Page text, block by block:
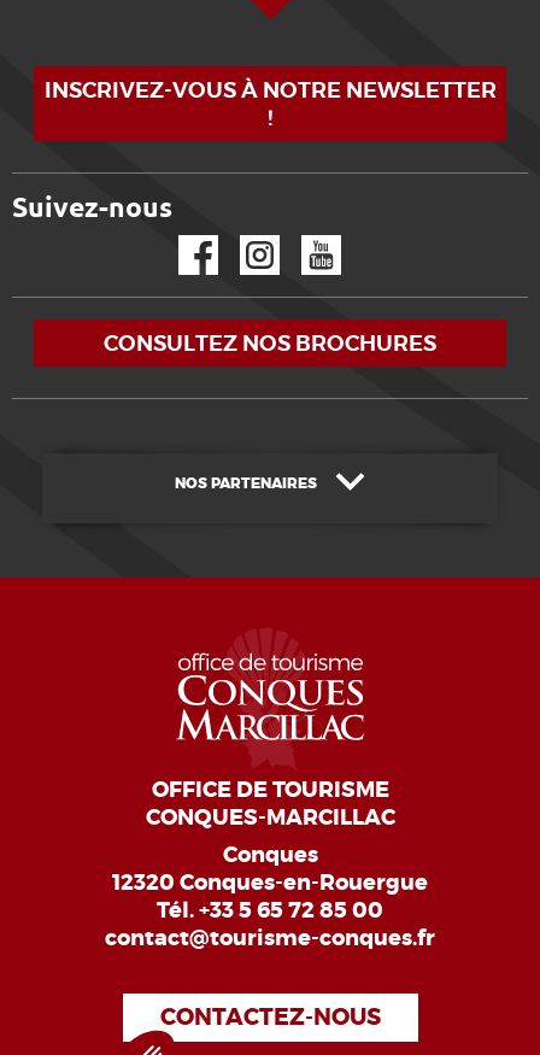
INSCRIVEZ-VOUS À NOTRE NEWSLETTER
!
Suivez-nous
CONSULTEZ NOS BROCHURES
NOS PARTENAIRES
OFFICE DE TOURISME
CONQUES-MARCILLAC
Conques
12320 Conques-en-Rouergue
Tél.+33 5 65 72 85 00
contact@tourisme-conques.fr
CONTACTEZ-NOUS